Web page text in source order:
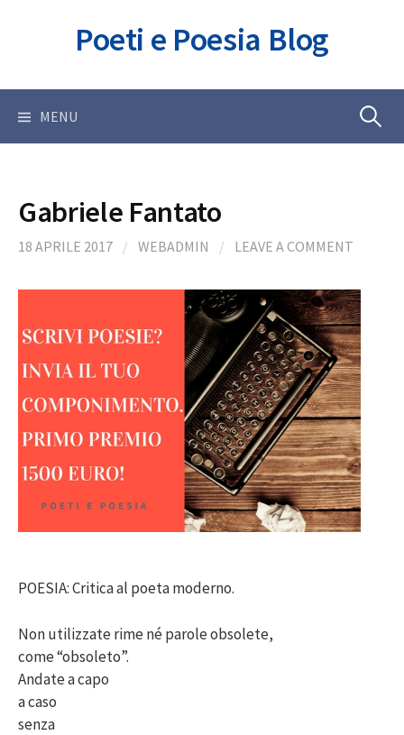
Poeti e Poesia Blog
MENU Ricerca
Gabriele Fantato
18 APRILE 2017 / WEBADMIN / LEAVE A COMMENT
POESIA: Critica al poeta moderno.
Non utilizzate rime né parole obsolete,
come “obsoleto”.
Andate a capo
a caso
senza